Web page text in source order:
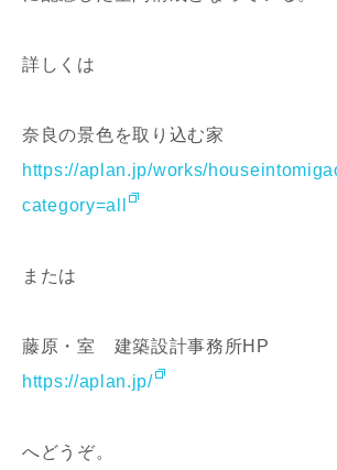
詳しくは
奈良の景色を取り込む家
https://aplan.jp/works/
category=all
または
藤原・室 建築設計事務所HP
https://aplan.jp/
へどうぞ。